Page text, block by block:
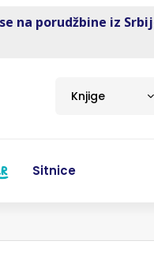
na porudžbine iz
Knjige
Sitnice